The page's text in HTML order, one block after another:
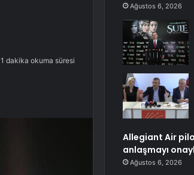
1 dakika okuma süresi
Ağustos 6, 2026
Allegiant Air
anlaşmayı
Ağustos 6, 2026